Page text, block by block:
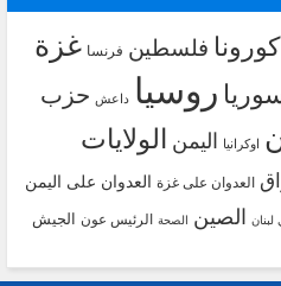
كورونا فلسطين فرنسا غزة
روسيا داعش
حزب
اوكرانيا اليمن الولايات
العدوان على غزة العدوان على اليمن
الصين الصحة الرئيس عون
الجيش